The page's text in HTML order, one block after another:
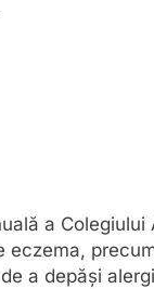
a Colegiului
a depăși